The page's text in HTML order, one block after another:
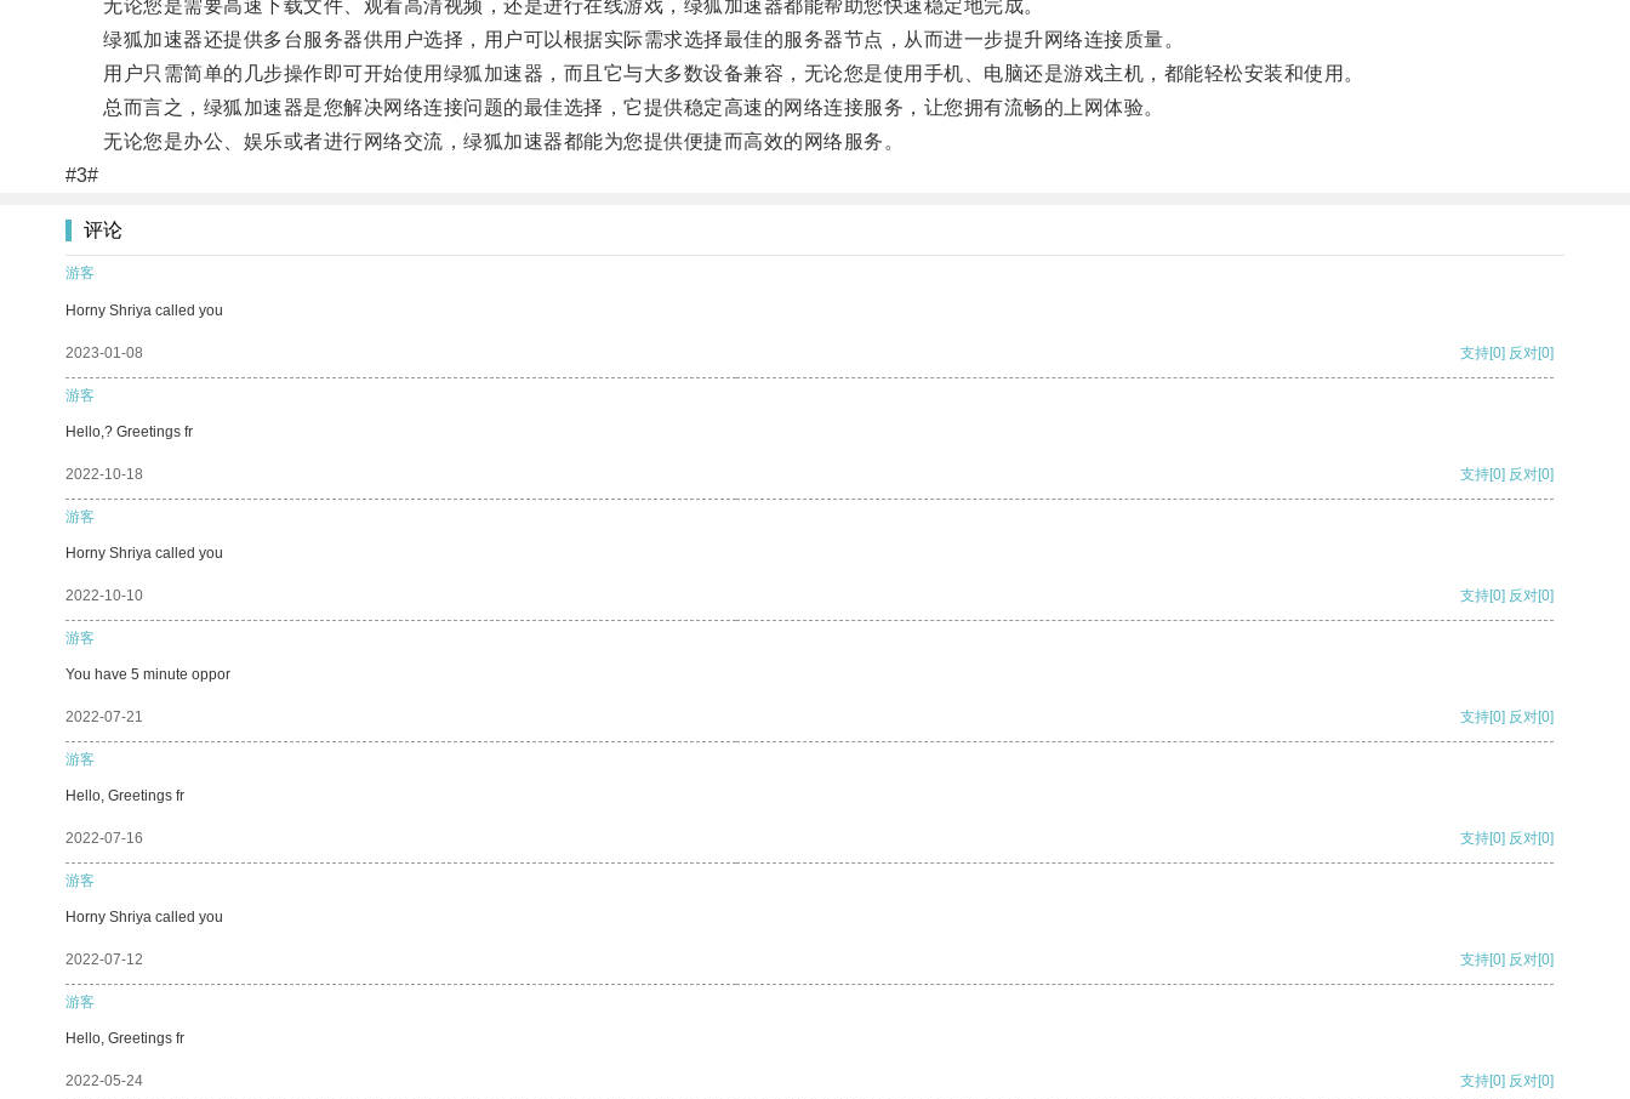
无论您是需要高速下载文件、观看高清视频，还是进行在线游戏，绿狐加速器都能帮助您快速稳定地完成。
绿狐加速器还提供多台服务器供用户选择，用户可以根据实际需求选择最佳的服务器节点，从而进一步提升网络连接质量。
用户只需简单的几步操作即可开始使用绿狐加速器，而且它与大多数设备兼容，无论您是使用手机、电脑还是游戏主机，都能轻松安装和使用。
总而言之，绿狐加速器是您解决网络连接问题的最佳选择，它提供稳定高速的网络连接服务，让您拥有流畅的上网体验。
无论您是办公、娱乐或者进行网络交流，绿狐加速器都能为您提供便捷而高效的网络服务。
#3#
评论
游客
Horny Shriya called you
2023-01-08 支持[0] 反对[0]
游客
Hello,? Greetings fr
2022-10-18 支持[0] 反对[0]
游客
Horny Shriya called you
2022-10-10 支持[0] 反对[0]
游客
You have 5 minute oppor
2022-07-21 支持[0] 反对[0]
游客
Hello, Greetings fr
2022-07-16 支持[0] 反对[0]
游客
Horny Shriya called you
2022-07-12 支持[0] 反对[0]
游客
Hello, Greetings fr
2022-05-24 支持[0] 反对[0]